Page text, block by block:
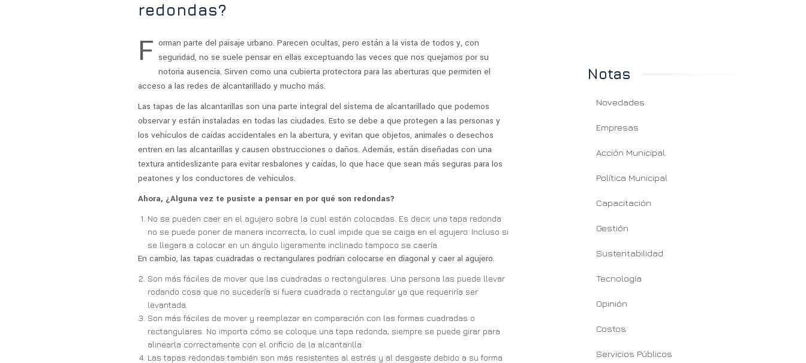
redondas?
F orman parte del paisaje urbano. Parecen ocultas, pero están a la vista de todos y, con
seguridad, no se suele pensar en ellas exceptuando las veces que nos quejamos por su
notoria ausencia. Sirven como una cubierta protectora para las aberturas que permiten el
acceso a las redes de alcantarillado y mucho más.
Las tapas de las alcantarillas son una parte integral del sistema de alcantarillado que podemos
observar y están instaladas en todas las ciudades. Esto se debe a que protegen a las personas y
los vehículos de caídas accidentales en la abertura, y evitan que objetos, animales o desechos
entren en las alcantarillas y causen obstrucciones o daños. Además, están diseñadas con una
textura antideslizante para evitar resbalones y caídas, lo que hace que sean más seguras para los
peatones y los conductores de vehículos.
Ahora, ¿Alguna vez te pusiste a pensar en por qué son redondas?
No se pueden caer en el agujero sobre la cual están colocadas. Es decir, una tapa redonda
no se puede poner de manera incorrecta, lo cual impide que se caiga en el agujero. Incluso si
se llegara a colocar en un ángulo ligeramente inclinado tampoco se caería.
En cambio, las tapas cuadradas o rectangulares podrían colocarse en diagonal y caer al agujero.
Son más fáciles de mover que las cuadradas o rectangulares. Una persona las puede llevar
rodando cosa que no sucedería si fuera cuadrada o rectangular ya que requeriría ser
levantada.
Son más fáciles de mover y reemplazar en comparación con las formas cuadradas o
rectangulares. No importa cómo se coloque una tapa redonda, siempre se puede girar para
alinearla correctamente con el orificio de la alcantarilla.
Las tapas redondas también son más resistentes al estrés y al desgaste debido a su forma
Notas
Novedades
Empresas
Acción Municipal
Política Municipal
Capacitación
Gestión
Sustentabilidad
Tecnología
Opinión
Costos
Servicios Públicos